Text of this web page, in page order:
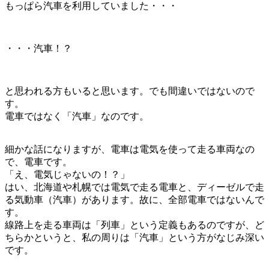
もっぱら汽車を利用していました・・・
・・・汽車！？
と思われる方もいると思います。でも間違いではないので
す。
電車ではなく「汽車」なのです。
細かな話になりますが、電車は電気を使って走る車両なの
で、電車です。
「え、電気じゃないの！？」
はい、北海道や札幌では電気で走る電車と、ディーゼルで走
る気動車（汽車）があります。故に、全部電車ではないんで
す。
線路上を走る車両は「列車」という定義もあるのですが、ど
ちらかというと、私の周りは「汽車」という方がなじみ深い
です。